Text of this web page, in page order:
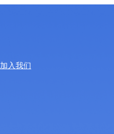
加入我们